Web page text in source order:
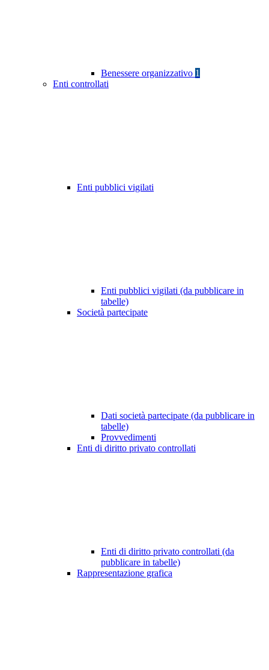
Benessere organizzativo 1
Enti controllati
Enti pubblici vigilati
Enti pubblici vigilati (da pubblicare in
tabelle)
Società partecipate
Dati società partecipate (da pubblicare in
tabelle)
Provvedimenti
Enti di diritto privato controllati
Enti di diritto privato controllati (da
pubblicare in tabelle)
Rappresentazione grafica